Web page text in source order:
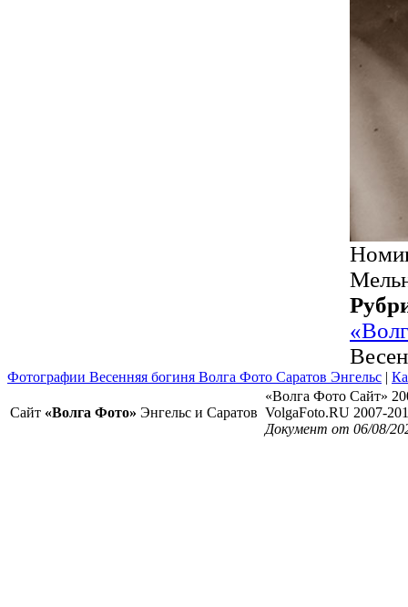
Фотографии Весенняя богиня Волга Фото Саратов Энгельс |
Сайт «Волга Фото» Энгельс и Саратов
«Волга Фото Сайт»
VolgaFoto.RU 2007-
Документ от 06/08/